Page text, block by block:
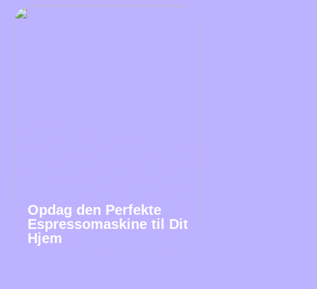
Opdag den Perfekte
Espressomaskine til Dit
Hjem